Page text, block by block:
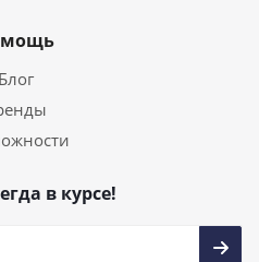
Блог
в курсе!